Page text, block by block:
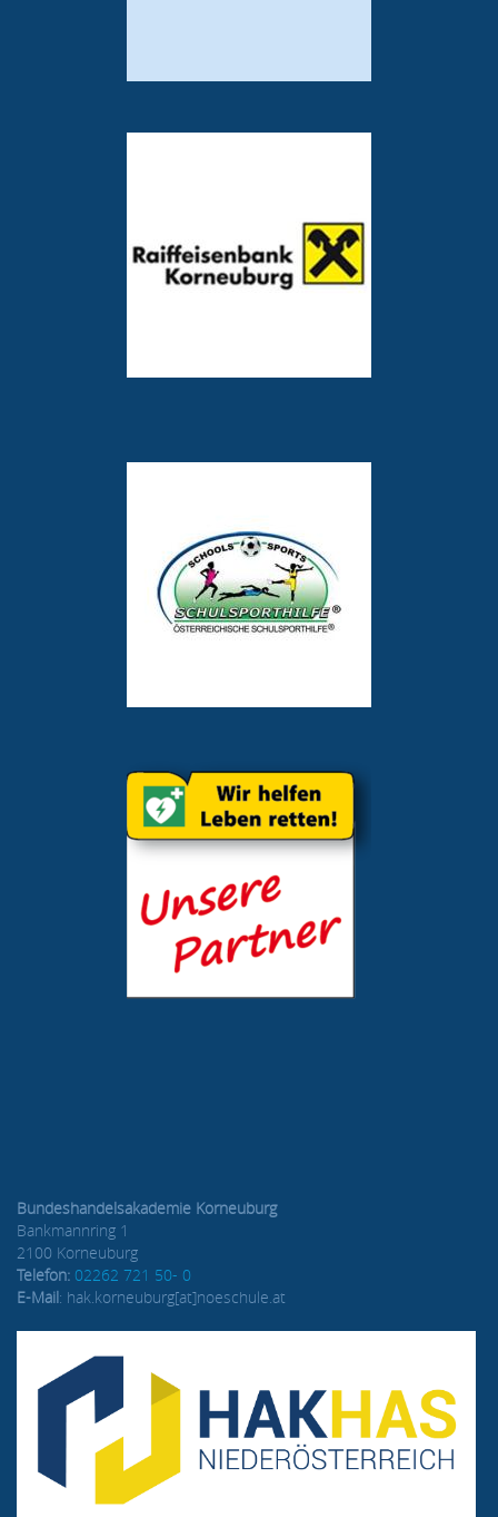
Bundeshandelsakademie Korneuburg
Bankmannring 1
2100 Korneuburg
Telefon: 02262 721 50- 0
E-Mail: hak.korneuburg[at]noeschule.at